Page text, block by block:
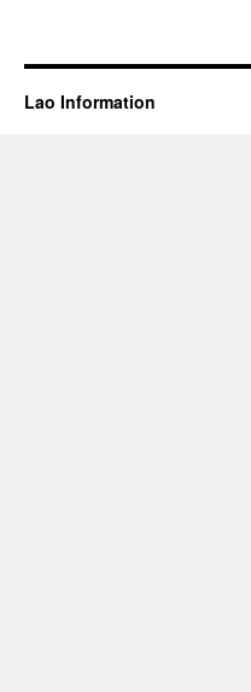
Lao Information